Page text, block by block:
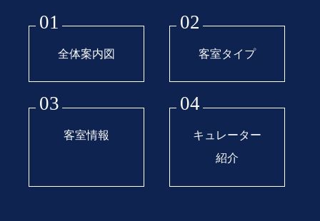
01
全体案内図
02
客室タイプ
03
客室情報
04
キュレーター
紹介